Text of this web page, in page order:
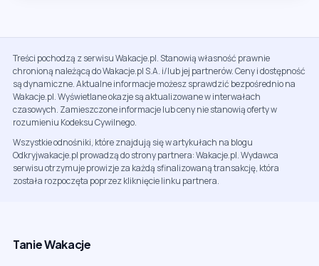
Treści pochodzą z serwisu Wakacje.pl. Stanowią własność prawnie
chronioną należącą do Wakacje.pl S.A. i/lub jej partnerów. Ceny i dostępność
są dynamiczne. Aktualne informacje możesz sprawdzić bezpośrednio na
Wakacje.pl. Wyświetlane okazje są aktualizowane w interwałach
czasowych. Zamieszczone informacje lub ceny nie stanowią oferty w
rozumieniu Kodeksu Cywilnego.
Wszystkie odnośniki, które znajdują się w artykułach na blogu
Odkryjwakacje.pl prowadzą do strony partnera: Wakacje.pl. Wydawca
serwisu otrzymuje prowizje za każdą sfinalizowaną transakcję, która
została rozpoczęta poprzez kliknięcie linku partnera.
Tanie Wakacje